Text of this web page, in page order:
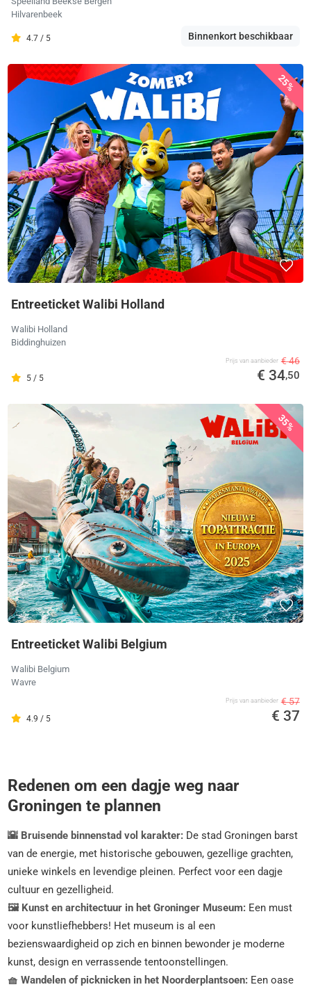
Hilvarenbeek
4.7 / 5 Binnenkort beschikbaar
25%
Entreeticket Walibi Holland
Walibi Holland
Biddinghuizen
5 / 5
Prijs van aanbieder € 46
€ 34,50
35%
Entreeticket Walibi Belgium
Walibi Belgium
Wavre
4.9 / 5
Prijs van aanbieder € 57
€ 37
Redenen om een dagje weg naar
Groningen te plannen
🌇 Bruisende binnenstad vol karakter: De stad Groningen barst
van de energie, met historische gebouwen, gezellige grachten,
unieke winkels en levendige pleinen. Perfect voor een dagje
cultuur en gezelligheid.
🖼️ Kunst en architectuur in het Groninger Museum: Een must
voor kunstliefhebbers! Het museum is al een
bezienswaardigheid op zich en binnen bewonder je moderne
kunst, design en verrassende tentoonstellingen.
🧺 Wandelen of picknicken in het Noorderplantsoen: Een oase